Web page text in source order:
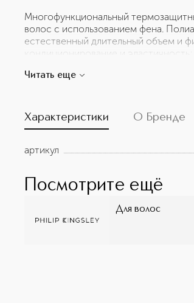
Многофункциональный
волос с использованием фена.
естественный длительный объем и
кондиционирование и
Нежный аромат цветущей вишни
Читать еще
Характеристики О Бренде
артикул
Посмотрите ещё
Для волос